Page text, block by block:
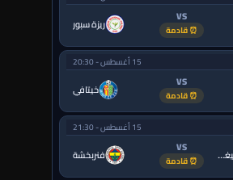
VS
⏰ قادمة ريزة سبور
15 أغسطس - 20:30
VS
⏰ قادمة خيتافي
15 أغسطس - 21:30
غنتشلر بيرليغي VS
⏰ قادمة فنربخشة